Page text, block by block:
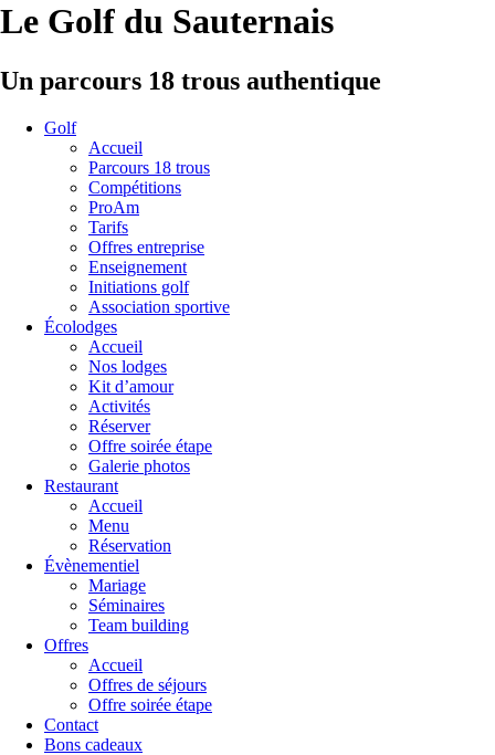
Le Golf du Sauternais
Un parcours 18 trous authentique
Golf
Accueil
Parcours 18 trous
Compétitions
ProAm
Tarifs
Offres entreprise
Enseignement
Initiations golf
Association sportive
Écolodges
Accueil
Nos lodges
Kit d’amour
Activités
Réserver
Offre soirée étape
Galerie photos
Restaurant
Accueil
Menu
Réservation
Évènementiel
Mariage
Séminaires
Team building
Offres
Accueil
Offres de séjours
Offre soirée étape
Contact
Bons cadeaux